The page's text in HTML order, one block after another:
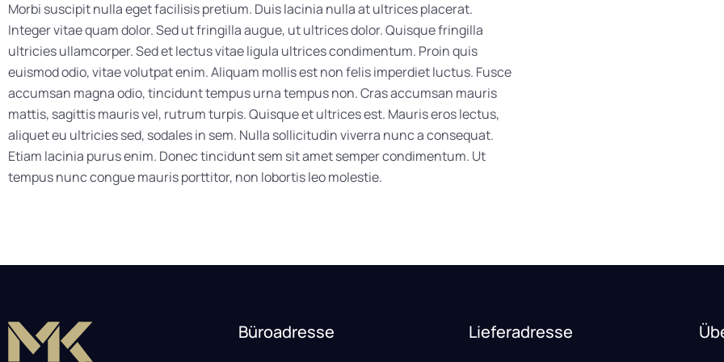
Morbi suscipit nulla eget facilisis pretium. Duis lacinia nulla at ultrices placerat.
Integer vitae quam dolor. Sed ut fringilla augue, ut ultrices dolor. Quisque fringilla
ultricies ullamcorper. Sed et lectus vitae ligula ultrices condimentum. Proin quis
euismod odio, vitae volutpat enim. Aliquam mollis est non felis imperdiet luctus. Fusce
accumsan magna odio, tincidunt tempus urna tempus non. Cras accumsan mauris
mattis, sagittis mauris vel, rutrum turpis. Quisque et ultrices est. Mauris eros lectus,
aliquet eu ultricies sed, sodales in sem. Nulla sollicitudin viverra nunc a consequat.
Etiam lacinia purus enim. Donec tincidunt sem sit amet semper condimentum. Ut
tempus nunc congue mauris porttitor, non lobortis leo molestie.
Büroadresse Lieferadresse